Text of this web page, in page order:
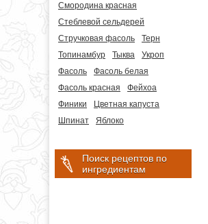
Смородина красная
Стеблевой сельдерей
Стручковая фасоль
Терн
Топинамбур
Тыква
Укроп
Фасоль
Фасоль белая
Фасоль красная
Фейхоа
Финики
Цветная капуста
Шпинат
Яблоко
Поиск рецептов по
ингредиентам